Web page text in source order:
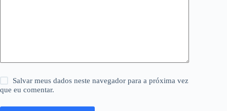
Salvar meus dados neste navegador para a próxima vez
que eu comentar.